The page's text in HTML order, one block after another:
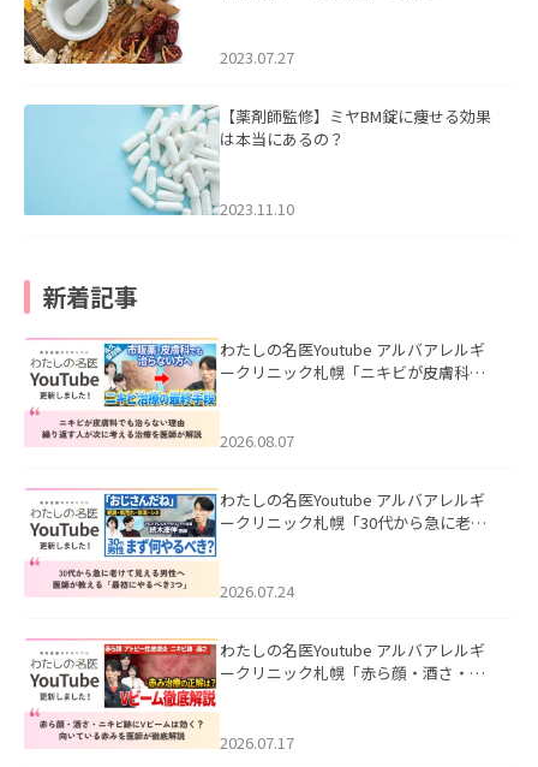
2023.07.27
【薬剤師監修】ミヤBM錠に痩せる効果
は本当にあるの？
2023.11.10
新着記事
わたしの名医Youtube アルバアレルギ
ークリニック札幌「ニキビが皮膚科で
ました。
2026.08.07
わたしの名医Youtube アルバアレルギ
ークリニック札幌「30代から急に老け
た。
2026.07.24
わたしの名医Youtube アルバアレルギ
ークリニック札幌「赤ら顔・酒さ・ニ
した。
2026.07.17